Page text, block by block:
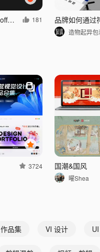
虎柿咖啡｜Hooshe Coffee 品牌设计
181
造物起异
3724
国潮&国风
曜Shea
作品集 VI 设计